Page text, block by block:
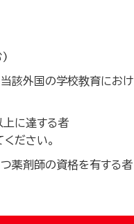
)
該外国の学校教育におけ
に達する者
ださい。
薬剤師の資格を有する者